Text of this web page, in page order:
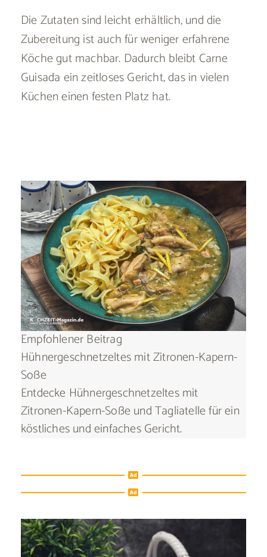
Die Zutaten sind leicht erhältlich, und die
Zubereitung ist auch für weniger erfahrene
Köche gut machbar. Dadurch bleibt Carne
Guisada ein zeitloses Gericht, das in vielen
Küchen einen festen Platz hat.
Empfohlener Beitrag
Hühnergeschnetzeltes mit Zitronen-Kapern-
Soße
Entdecke Hühnergeschnetzeltes mit
Zitronen-Kapern-Soße und Tagliatelle für ein
köstliches und einfaches Gericht.